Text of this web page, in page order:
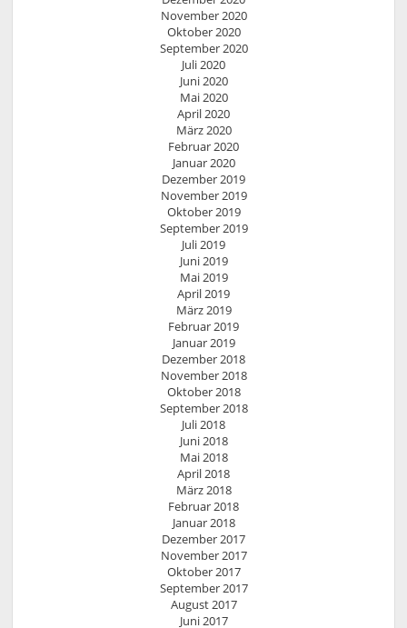
November 2020
Oktober 2020
September 2020
Juli 2020
Juni 2020
Mai 2020
April 2020
März 2020
Februar 2020
Januar 2020
Dezember 2019
November 2019
Oktober 2019
September 2019
Juli 2019
Juni 2019
Mai 2019
April 2019
März 2019
Februar 2019
Januar 2019
Dezember 2018
November 2018
Oktober 2018
September 2018
Juli 2018
Juni 2018
Mai 2018
April 2018
März 2018
Februar 2018
Januar 2018
Dezember 2017
November 2017
Oktober 2017
September 2017
August 2017
Juni 2017